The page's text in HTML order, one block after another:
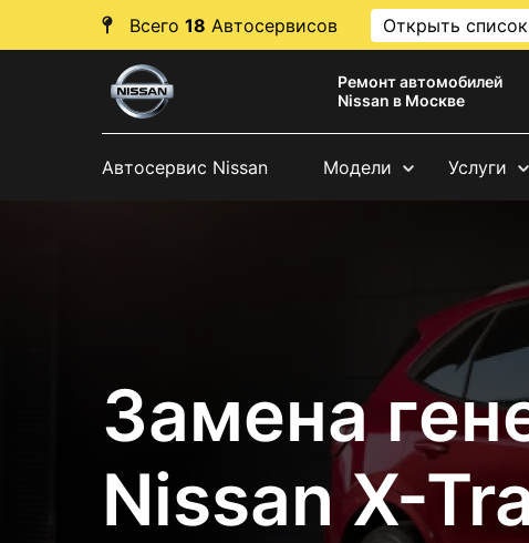
Всего 18 Автосервисов Открыть список
Ремонт автомобилей
Nissan в Москве
Автосервис Nissan Модели Услуги
Замена
Nissan X-